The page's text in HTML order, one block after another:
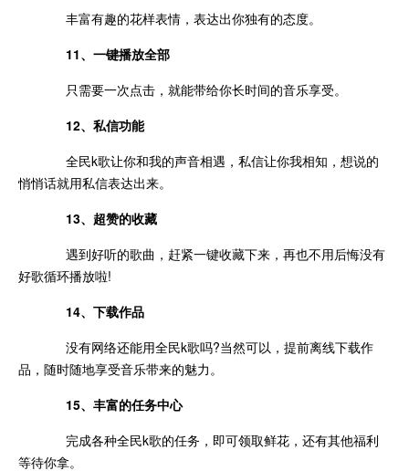
丰富有趣的花样表情，表达出你独有的态度。
11、一键播放全部
只需要一次点击，就能带给你长时间的音乐享受。
12、私信功能
全民k歌让你和我的声音相遇，私信让你我相知，想说的
悄悄话就用私信表达出来。
13、超赞的收藏
遇到好听的歌曲，赶紧一键收藏下来，再也不用后悔没有
好歌循环播放啦!
14、下载作品
没有网络还能用全民k歌吗?当然可以，提前离线下载作
品，随时随地享受音乐带来的魅力。
15、丰富的任务中心
完成各种全民k歌的任务，即可领取鲜花，还有其他福利
等待你拿。